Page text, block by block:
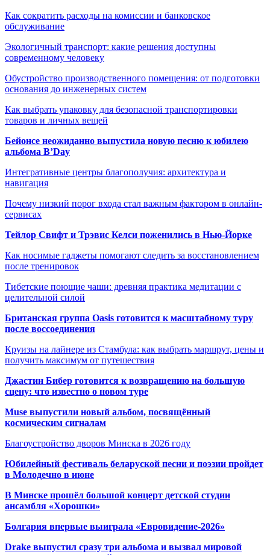
Как сократить расходы на комиссии и банковское
обслуживание
Экологичный транспорт: какие решения доступны
современному человеку
Обустройство производственного помещения: от подготовки
основания до инженерных систем
Как выбрать упаковку для безопасной транспортировки
товаров и личных вещей
Бейонсе неожиданно выпустила новую песню к юбилею
альбома B’Day
Интегративные центры благополучия: архитектура и
навигация
Почему низкий порог входа стал важным фактором в онлайн-
сервисах
Тейлор Свифт и Трэвис Келси поженились в Нью-Йорке
Как носимые гаджеты помогают следить за восстановлением
после тренировок
Тибетские поющие чаши: древняя практика медитации с
целительной силой
Британская группа Oasis готовится к масштабному туру
после воссоединения
Круизы на лайнере из Стамбула: как выбрать маршрут, цены и
получить максимум от путешествия
Джастин Бибер готовится к возвращению на большую
сцену: что известно о новом туре
Muse выпустили новый альбом, посвящённый
космическим сигналам
Благоустройство дворов Минска в 2026 году
Юбилейный фестиваль беларуской песни и поэзии пройдет
в Молодечно в июне
В Минске прошёл большой концерт детской студии
ансамбля «Хорошки»
Болгария впервые выиграла «Евровидение-2026»
Drake выпустил сразу три альбома и вызвал мировой